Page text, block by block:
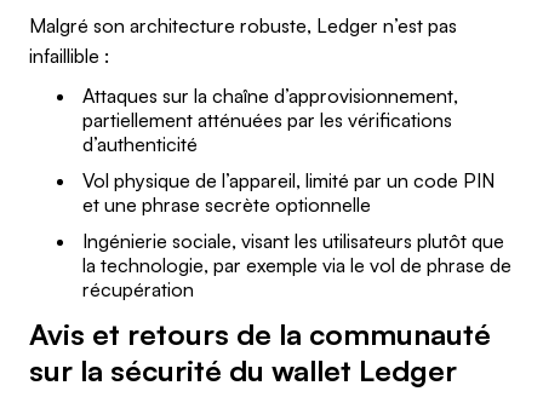
Malgré son architecture robuste, Ledger n’est pas
infaillible :
Attaques sur la chaîne d’approvisionnement,
partiellement atténuées par les vérifications
d’authenticité
Vol physique de l’appareil, limité par un code PIN
et une phrase secrète optionnelle
Ingénierie sociale, visant les utilisateurs plutôt que
la technologie, par exemple via le vol de phrase de
récupération
Avis et retours de la communauté
sur la sécurité du wallet Ledger